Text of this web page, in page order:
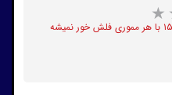
من یه پلی۲ مدل فت تو دارم ۱۵۰۰۰ با هر مموری فلش خور نمیشه